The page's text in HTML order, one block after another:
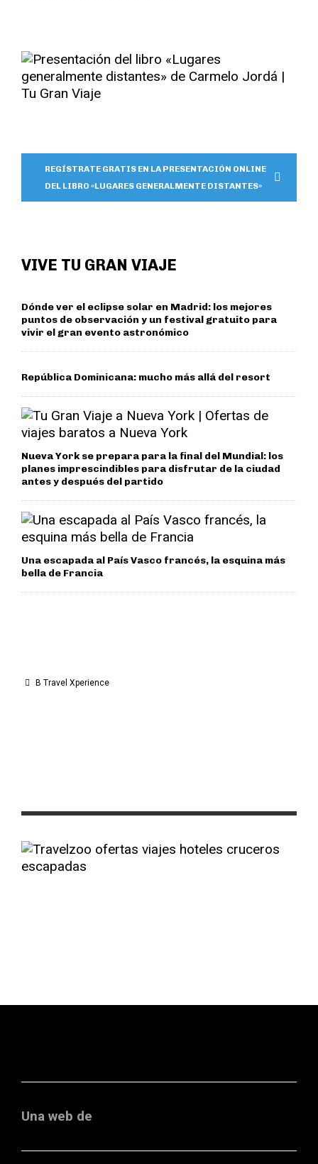
REGÍSTRATE GRATIS EN LA PRESENTACIÓN ONLINE
DEL LIBRO «LUGARES GENERALMENTE DISTANTES»
VIVE TU GRAN VIAJE
Dónde ver el eclipse solar en Madrid: los mejores
puntos de observación y un festival gratuito para
vivir el gran evento astronómico
República Dominicana: mucho más allá del resort
Nueva York se prepara para la final del Mundial: los
planes imprescindibles para disfrutar de la ciudad
antes y después del partido
Una escapada al País Vasco francés, la esquina más
bella de Francia
B Travel Xperience
Una web de